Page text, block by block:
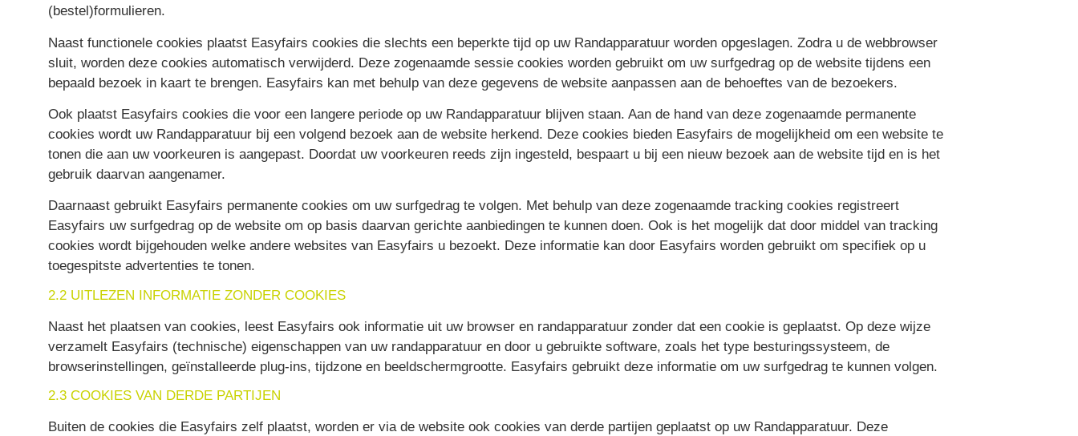
(bestel)formulieren.
Naast functionele cookies plaatst Easyfairs cookies die slechts een beperkte tijd op uw Randapparatuur worden opgeslagen. Zodra u de webbrowser
sluit, worden deze cookies automatisch verwijderd. Deze zogenaamde sessie cookies worden gebruikt om uw surfgedrag op de website tijdens een
bepaald bezoek in kaart te brengen. Easyfairs kan met behulp van deze gegevens de website aanpassen aan de behoeftes van de bezoekers.
Ook plaatst Easyfairs cookies die voor een langere periode op uw Randapparatuur blijven staan. Aan de hand van deze zogenaamde permanente
cookies wordt uw Randapparatuur bij een volgend bezoek aan de website herkend. Deze cookies bieden Easyfairs de mogelijkheid om een website te
tonen die aan uw voorkeuren is aangepast. Doordat uw voorkeuren reeds zijn ingesteld, bespaart u bij een nieuw bezoek aan de website tijd en is het
gebruik daarvan aangenamer.
Daarnaast gebruikt Easyfairs permanente cookies om uw surfgedrag te volgen. Met behulp van deze zogenaamde tracking cookies registreert
Easyfairs uw surfgedrag op de website om op basis daarvan gerichte aanbiedingen te kunnen doen. Ook is het mogelijk dat door middel van tracking
cookies wordt bijgehouden welke andere websites van Easyfairs u bezoekt. Deze informatie kan door Easyfairs worden gebruikt om specifiek op u
toegespitste advertenties te tonen.
2.2 UITLEZEN INFORMATIE ZONDER COOKIES
Naast het plaatsen van cookies, leest Easyfairs ook informatie uit uw browser en randapparatuur zonder dat een cookie is geplaatst. Op deze wijze
verzamelt Easyfairs (technische) eigenschappen van uw randapparatuur en door u gebruikte software, zoals het type besturingssysteem, de
browserinstellingen, geïnstalleerde plug-ins, tijdzone en beeldschermgrootte. Easyfairs gebruikt deze informatie om uw surfgedrag te kunnen volgen.
2.3 COOKIES VAN DERDE PARTIJEN
Buiten de cookies die Easyfairs zelf plaatst, worden er via de website ook cookies van derde partijen geplaatst op uw Randapparatuur. Deze